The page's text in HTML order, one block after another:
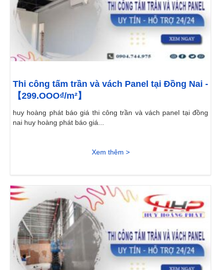
Thi công tấm trần và vách Panel tại Đồng Nai -
【299.OOO₫/m²】
huy hoàng phát báo giá thi công trần và vách panel tại đồng
nai huy hoàng phát báo giá...
Xem thêm >